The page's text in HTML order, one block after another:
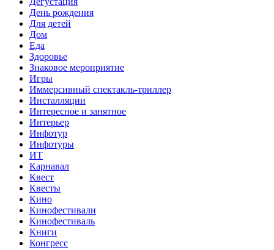
День рождения
Для детей
Дом
Еда
Здоровье
Знаковое мероприятие
Игры
Иммерсивный спектакль-триллер
Инсталляции
Интересное и занятное
Интерьер
Инфотур
Инфотуры
ИТ
Карнавал
Квест
Квесты
Кино
Кинофестивали
Кинофестиваль
Книги
Конгресс